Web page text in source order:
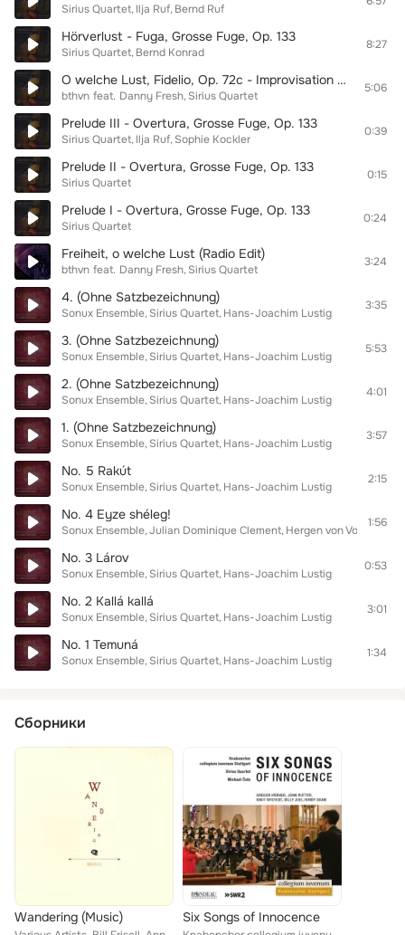
Sirius Quartet Ilja Ruf Bernd Ruf
Hörverlust - Fuga, Grosse Fuge, Op. 133
Sirius Quartet Bernd Konrad
8:27
O welche Lust, Fidelio, Op. 72c - Improvisation & Rap
bthvn feat. Danny Fresh Sirius Quartet
5:06
Prelude III - Overtura, Grosse Fuge, Op. 133
Sirius Quartet Ilja Ruf Sophie Kockler
0:39
Prelude II - Overtura, Grosse Fuge, Op. 133
Sirius Quartet
0:15
Prelude I - Overtura, Grosse Fuge, Op. 133
Sirius Quartet
0:24
Freiheit, o welche Lust (Radio Edit)
bthvn feat. Danny Fresh Sirius Quartet
3:24
4. (Ohne Satzbezeichnung)
Sonux Ensemble Sirius Quartet Hans-Joachim Lustig
3:35
3. (Ohne Satzbezeichnung)
Sonux Ensemble Sirius Quartet Hans-Joachim Lustig
5:53
2. (Ohne Satzbezeichnung)
Sonux Ensemble Sirius Quartet Hans-Joachim Lustig
4:01
1. (Ohne Satzbezeichnung)
Sonux Ensemble Sirius Quartet Hans-Joachim Lustig
3:57
No. 5 Rakút
Sonux Ensemble Sirius Quartet Hans-Joachim Lustig
2:15
No. 4 Eyze shéleg!
Sonux Ensemble Julian Dominique Clement Hergen von Vogtländer
1:56
No. 3 Lárov
Sonux Ensemble Sirius Quartet Hans-Joachim Lustig
0:53
No. 2 Kallá kallá
Sonux Ensemble Sirius Quartet Hans-Joachim Lustig
3:01
No. 1 Temuná
Sonux Ensemble Sirius Quartet Hans-Joachim Lustig
1:34
Сборники
Wandering (Music) Six Songs of Innocence